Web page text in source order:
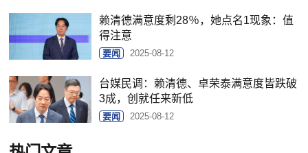
赖清德满意度剩28％，她点名1现象：值
得注意
要闻 2025-08-12
台媒民调：赖清德、卓荣泰满意度皆跌破
3成，创就任来新低
要闻 2025-08-12